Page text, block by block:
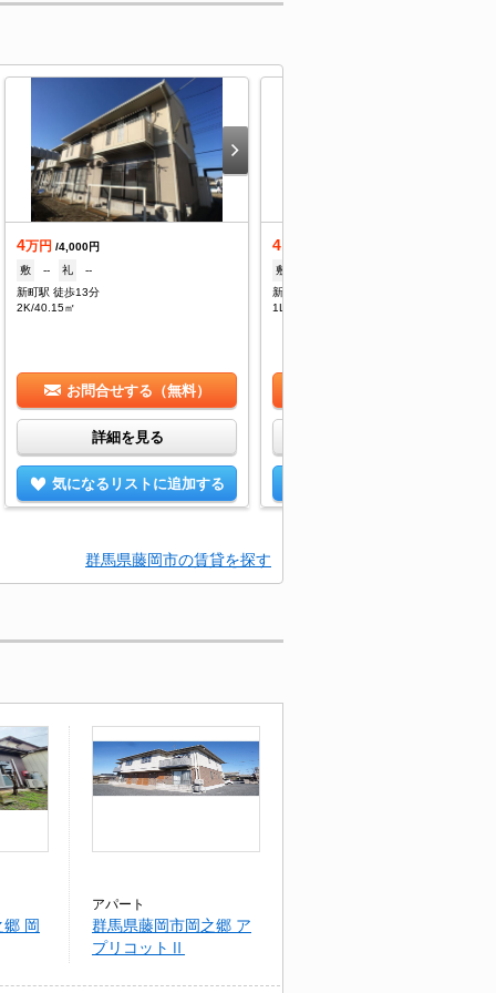
4万円 /4,000円
敷
-- 礼
--
新町駅 徒歩13分
2K/40.15㎡
お問合せする（無料）
詳細を見る
気になるリストに追加する
4.7
敷
新町駅 徒歩13分
1LDK/40.15㎡
群馬県藤岡市の賃貸を探す
岡
アパート
群馬県藤岡市岡之郷 ア
プリコットⅡ